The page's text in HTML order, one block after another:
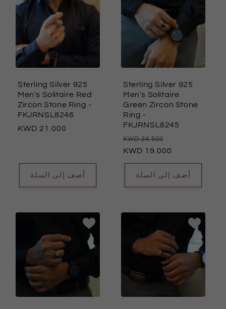
Sterling Silver 925
Men's Solitaire Red
Zircon Stone Ring -
FKJRNSL8246
السعر21.000
أضف إلى السلة
Sterling Silver 925
Men's Solitaire
Green Zircon Stone
Ring -
FKJRNSL8245
السعر
العادي
24.500
البيع19.000
أضف إلى السلة